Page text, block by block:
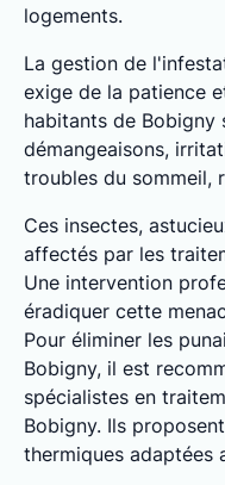
logements.
La gestion de
exige de la patience
habitants de
démangeaisons,
troubles du sommeil,
Ces insectes,
affectés par les
Une intervention
éradiquer cette
Pour éliminer les
Bobigny, il est
spécialistes en
Bobigny. Ils
thermiques adaptées